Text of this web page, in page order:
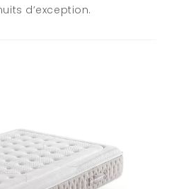
d’exception.